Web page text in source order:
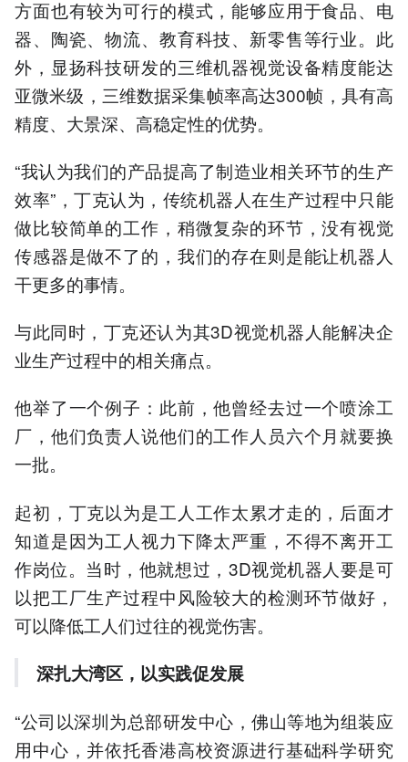
方面也有较为可行的模式，能够应用于食品、电
器、陶瓷、物流、教育科技、新零售等行业。此
外，显扬科技研发的三维机器视觉设备精度能达
亚微米级，三维数据采集帧率高达300帧，具有高
精度、大景深、高稳定性的优势。
“我认为我们的产品提高了制造业相关环节的生产
效率”，丁克认为，传统机器人在生产过程中只能
做比较简单的工作，稍微复杂的环节，没有视觉
传感器是做不了的，我们的存在则是能让机器人
干更多的事情。
与此同时，丁克还认为其3D视觉机器人能解决企
业生产过程中的相关痛点。
他举了一个例子：此前，他曾经去过一个喷涂工
厂，他们负责人说他们的工作人员六个月就要换
一批。
起初，丁克以为是工人工作太累才走的，后面才
知道是因为工人视力下降太严重，不得不离开工
作岗位。当时，他就想过，3D视觉机器人要是可
以把工厂生产过程中风险较大的检测环节做好，
可以降低工人们过往的视觉伤害。
深扎大湾区，以实践促发展
“公司以深圳为总部研发中心，佛山等地为组装应
用中心，并依托香港高校资源进行基础科学研究